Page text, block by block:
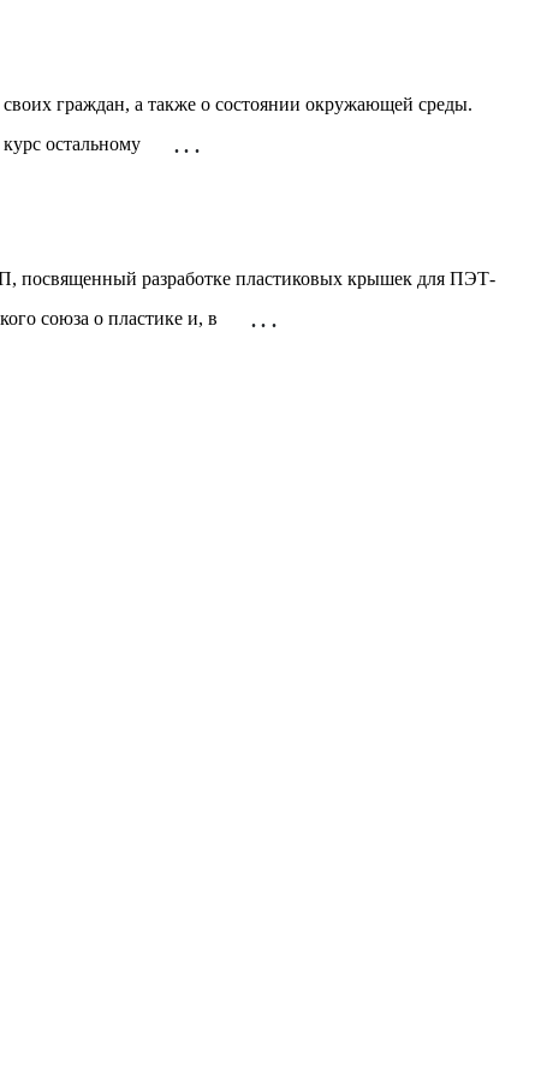
своих граждан, а также о состоянии окружающей среды.
остальному
. . .
посвященный разработке пластиковых крышек для ПЭТ-
союза о пластике и, в
. . .